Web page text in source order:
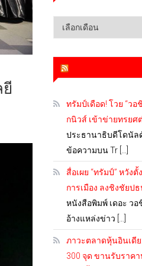
คลัง
ทรัมป์เดือด! โวย “ว
กนิวส์ เข้าข่ายทรยศ
ประธานาธิบดีโดนัล
ข้อความบน Tr […]
สื่อเผย “ทรัมป์” หวัง
การเมือง ลงชิงชัยป
หนังสือพิมพ์ เดอะ ว
อ้างแหล่งข่าว […]
ภาวะตลาดหุ้นอินเดีย
300 จุด ขานรับราค